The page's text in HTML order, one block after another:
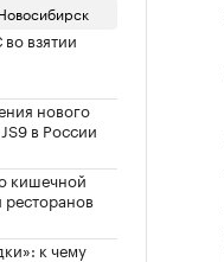
взятии
нового
в России
кишечной
ресторанов
к чему